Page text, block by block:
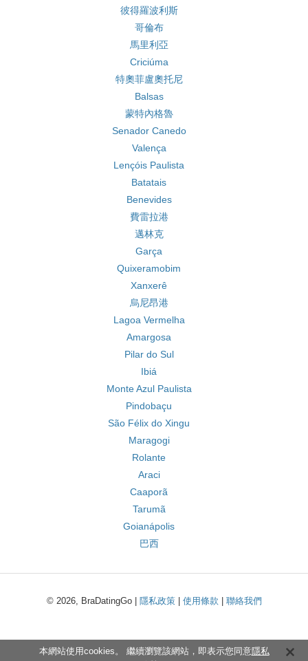
彼得羅波利斯
哥倫布
馬里利亞
Criciúma
特奧菲盧奧托尼
Balsas
蒙特內格魯
Senador Canedo
Valença
Lençóis Paulista
Batatais
Benevides
費雷拉港
邁林克
Garça
Quixeramobim
Xanxerê
烏尼昂港
Lagoa Vermelha
Amargosa
Pilar do Sul
Ibiá
Monte Azul Paulista
Pindobaçu
São Félix do Xingu
Maragogi
Rolante
Araci
Caaporã
Tarumã
Goianápolis
巴西
© 2026, BraDatingGo | 隱私政策| 使用條款 聯絡我們
本網站使用cookies。 繼續瀏覽該網站，即表示您同意隱私